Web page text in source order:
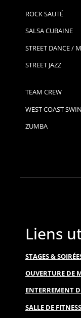
ROCK SAUTÉ
SALSA CUBAINE
STREET DANCE /
STREET JAZZ
TEAM CREW
WEST COAST
ZUMBA
Liens
STAGES &
OUVERTURE DE
ENTERREMENT
SALLE DE